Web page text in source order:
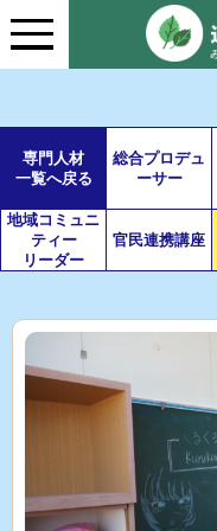
専門人材
一覧へ戻る
総合プロデュ
ーサー
地域コミュニ
ティー
リーダー
官民連携講座